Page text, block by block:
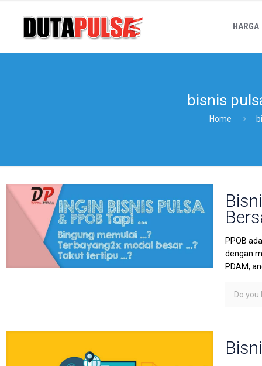
HARGA
bisnis
Home
PPOB
dengan
PDAM,
Do you